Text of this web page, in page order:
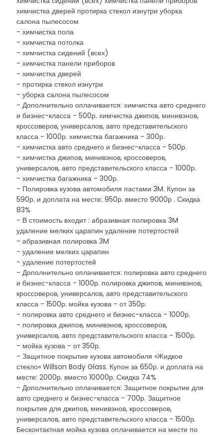
химчистка дверей протирка стекол изнутри уборка
салона пылесосом
- химчистка пола
- химчистка потолка
- химчистка сидений (всех)
- химчистка панели приборов
- химчистка дверей
- протирка стекол изнутри
- уборка салона пылесосом
- Дополнительно оплачивается: химчистка авто среднего
и бизнес-класса - 500р. химчистка джипов, минивэнов,
кроссоверов, универсалов, авто представительского
класса - 1000р. химчистка багажника - 300р.
- химчистка авто среднего и бизнес-класса - 500р.
- химчистка джипов, минивэнов, кроссоверов,
универсалов, авто представительского класса - 1000р.
- химчистка багажника - 300р.
- Полировка кузова автомобиля пастами 3M. Купон за
590р. и доплата на месте: 950р. вместо 9000р . Скидка
83%
- В стоимость входит : абразивная полировка 3M
удаление мелких царапин удаление потертостей
- абразивная полировка 3M
- удаление мелких царапин
- удаление потертостей
- Дополнительно оплачивается: полировка авто среднего
и бизнес-класса - 1000р. полировка джипов, минивэнов,
кроссоверов, универсалов, авто представительского
класса - 1500р. мойка кузова - от 350р.
- полировка авто среднего и бизнес-класса - 1000р.
- полировка джипов, минивэнов, кроссоверов,
универсалов, авто представительского класса - 1500р.
- мойка кузова - от 350р.
- Защитное покрытие кузова автомобиля «Жидкое
стекло» Willson Body Glass. Купон за 650р. и доплата на
месте: 2000р. вместо 10000р. Скидка 74%
- Дополнительно оплачивается: Защитное покрытие для
авто среднего и бизнес-класса - 700р. Защитное
покрытие для джипов, минивэнов, кроссоверов,
универсалов, авто представительского класса - 1500р.
Бесконтактная мойка кузова оплачивается на месте по